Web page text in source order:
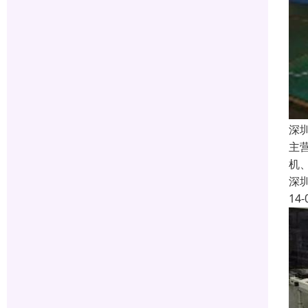
深
主
机
深
14-